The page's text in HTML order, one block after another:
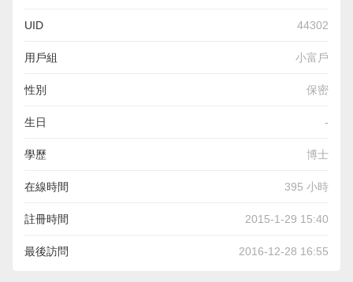
UID 44302
用戶組 小富戶
性別 保密
生日 -
學歷 博士
在線時間 395 小時
註冊時間 2015-1-29 15:40
最後訪問 2016-12-28 16:55